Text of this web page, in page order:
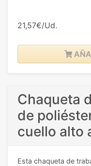
21,57€/Ud.
Chaqueta
de
cuello alto
Esta chaqueta de